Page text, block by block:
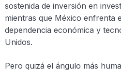
sostenida de inversión en
mientras que México enfrenta
dependencia económica y
Unidos.
Pero quizá el ángulo más